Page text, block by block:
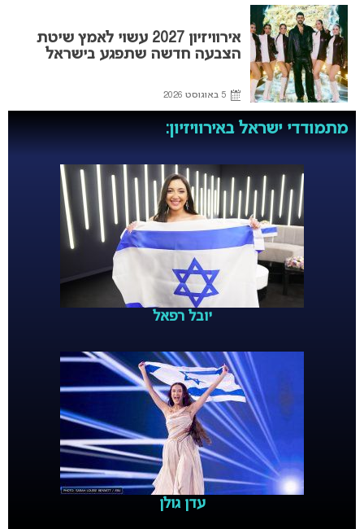
אירוויזיון 2027 עשוי לאמץ שיטת
הצבעה חדשה שתפגע בישראל
5 באוגוסט 2026
מתמודדי ישראל באירוויזיון:
יובל רפאל
עדן גולן